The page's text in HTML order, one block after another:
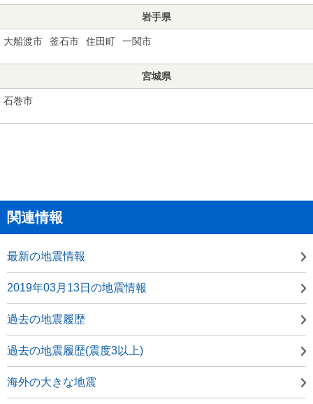
岩手県
大船渡市 釜石市 住田町 一関市
宮城県
石巻市
関連情報
最新の地震情報
2019年03月13日の地震情報
過去の地震履歴
過去の地震履歴(震度3以上)
海外の大きな地震